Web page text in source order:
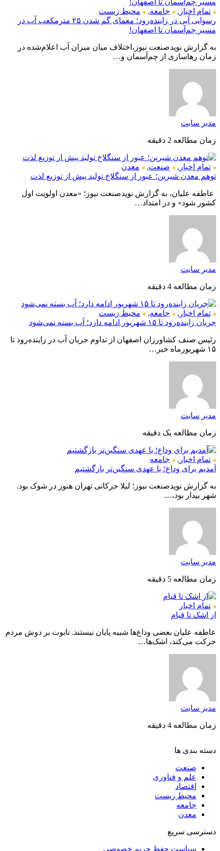
تمام اخبار , جامعه,
محیط زیست
رسوایی آبی در زاینده‌رود؛ معمای گم شدن ۲۵ مترمکعب آب در
مسیر چم‌آسمان تا اصفهان!
به گزارش نویدصنعت نیوز،اختلاف میان میزان آب اعلام‌شده در
زمان رهاسازی از چم‌آسمان و…
مدیر سایت
زمان مطالعه 2 دقیقه
تمام اخبار , صنعت,
معدن
توهم معدن شیرین؛ عبور از سنگلاخ تولید پیش از توزیع لذت
عاطفه علیان، به گزارش نویدصنعت نیوز؛ «معدن اولویت اول
کشور شود» و در امتداد…
مدیر سایت
زمان مطالعه 4 دقیقه
تمام اخبار , جامعه,
محیط زیست
جریان زاینده‌رود تا ۱۵ شهریور ادامه دارد؛ آب بسته نمی‌شود
رئیس صنف کشاورزان اصفهان از تداوم جریان آب در زاینده‌رود تا
۱۵ شهریورماه خبر…
مدیر سایت
زمان مطالعه یک دقیقه
تمام اخبار ,
جامعه
آمدیم برای وداع؛ با عهدی سنگین‌تر بازگشتیم
به گزارش نویدصنعت نیوز؛ لیلا جرکانی تهران هنوز در شوک بود.
شهر بیدار بود،…
مدیر سایت
زمان مطالعه 5 دقیقه
تمام اخبار
از اشک تا قیام
عاطفه علیان بعضی وداع‌ها شبیه پایان نیستند. تابوت بر دوش مردم
حرکت می‌کند، اشک‌ها…
مدیر سایت
زمان مطالعه 4 دقیقه
دسته بندی ها
صنعت
علم و فناوری
اقتصاد
محیط زیست
جامعه
معدن
دسترسی سریع
سیاست حفظ حریم خصوصی